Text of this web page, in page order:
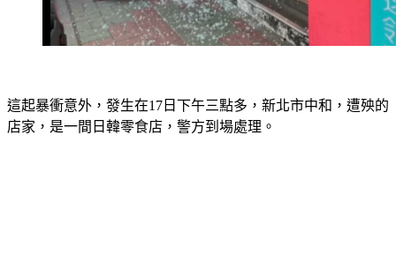
店家，是一間日韓零食店，警方到場處理。